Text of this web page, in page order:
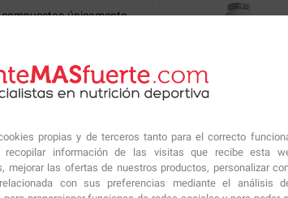
propias y de terceros tanto para el correcto
recopilar información de las visitas que recibe esta
mejorar las ofertas de nuestros productos, personalizar
con sus preferencias mediante el análisis
únicamente
imprescindible para el
grasos Omega 3 más
(ALA), el ácido
estos dos últimos
pescado con 180 mg de
el perfil lipídico en
LDL (comúnmente
Productos